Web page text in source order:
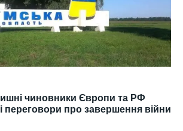
чиновники Європи та РФ
переговори про завершення війни